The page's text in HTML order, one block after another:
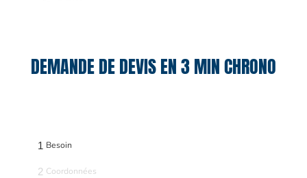
DEMANDE DE DEVIS EN 3 MIN CHRONO
1 Besoin
2 Coordonnées